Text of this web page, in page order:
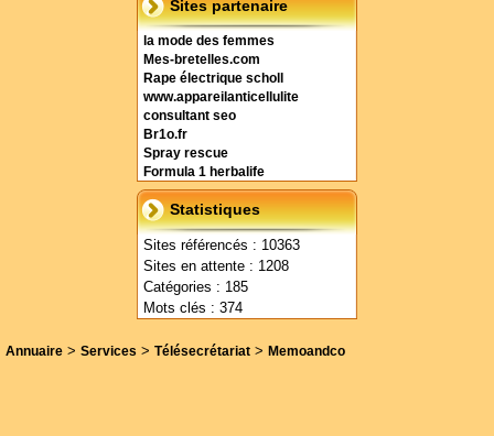
Sites partenaire
la mode des femmes
Mes-bretelles.com
Rape électrique scholl
www.appareilanticellulite
consultant seo
Br1o.fr
Spray rescue
Formula 1 herbalife
Statistiques
Sites référencés : 10363
Sites en attente : 1208
Catégories : 185
Mots clés : 374
Annuaire > Services > Télésecrétariat > Memoandco